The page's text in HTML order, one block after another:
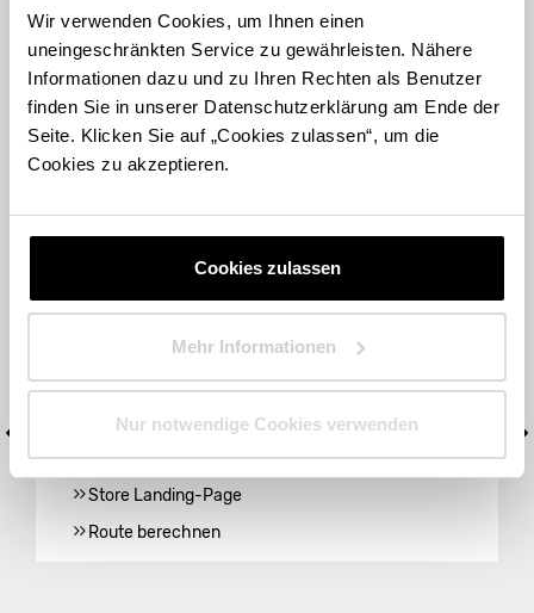
Wir verwenden Cookies, um Ihnen einen
uneingeschränkten Service zu gewährleisten. Nähere
Informationen dazu und zu Ihren Rechten als Benutzer
finden Sie in unserer Datenschutzerklärung am Ende der
Seite. Klicken Sie auf „Cookies zulassen“, um die
Cookies zu akzeptieren.
Cookies zulassen
Mehr Informationen
Nur notwendige Cookies verwenden
Entdecken Sie die Modewelt der Betty Barclay Group
Weitergehende Informationen
Informieren Sie sich über das Sortiment der
Barclay Groupin Mainz gerne auch online! ImBetty
Barclay Onlineshopfinden Sie Inspirationen zum Thema
Damenbekleidung
Barclay ,Cartoonund Betty & Co
WEITERE VERKAUFSSTELLEN IN IHRER NÄHE
Markt 19-29
55116 Mainz
Telefon: +49 6861/2597
Store Landing-Page
Route berechnen